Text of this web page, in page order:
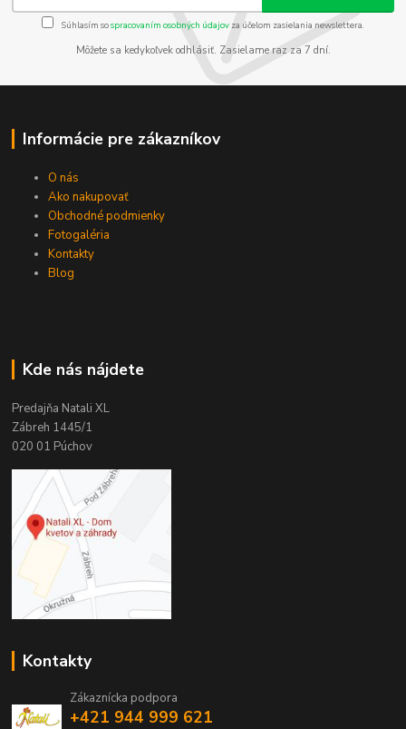
Súhlasím sospracovaním osobných údajov za účelom zasielania newslettera.
Môžete sa kedykoľvek odhlásiť. Zasielame raz za 7 dní.
Informácie pre zákazníkov
O nás
Ako nakupovať
Obchodné podmienky
Fotogaléria
Kontakty
Blog
Kde nás nájdete
Predajňa Natali XL
Zábreh 1445/1
020 01 Púchov
Kontakty
Zákaznícka podpora
+421 944 999 621